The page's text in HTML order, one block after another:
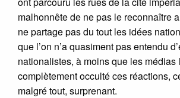
malhonnête de ne pas le reconnaître
ne partage pas du tout les idées
que l’on n’a quasiment pas entendu
nationalistes, à moins que les médias
complètement occulté ces réactions,
malgré tout, surprenant.